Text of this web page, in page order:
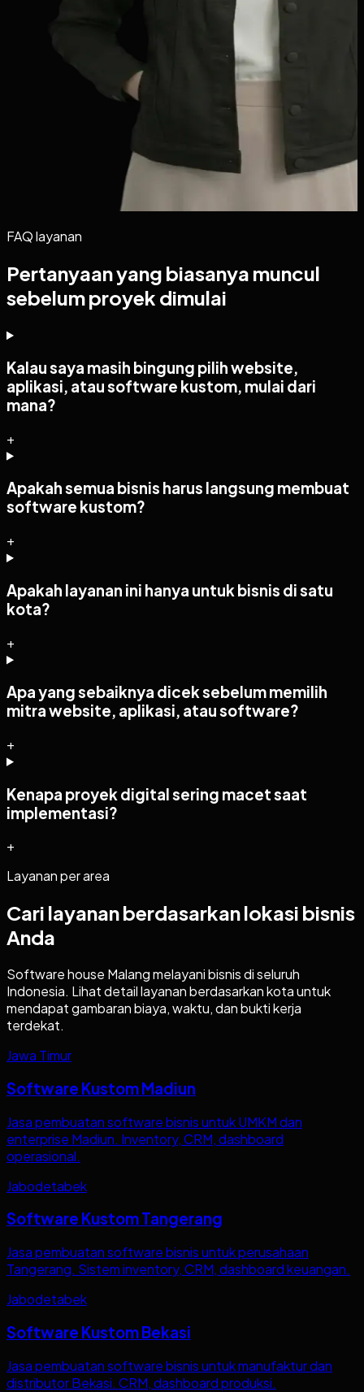
FAQ layanan
Pertanyaan yang biasanya muncul
sebelum proyek dimulai
Kalau saya masih bingung pilih website,
aplikasi, atau software kustom, mulai dari
mana?
+
Apakah semua bisnis harus langsung membuat
software kustom?
+
Apakah layanan ini hanya untuk bisnis di satu
kota?
+
Apa yang sebaiknya dicek sebelum memilih
mitra website, aplikasi, atau software?
+
Kenapa proyek digital sering macet saat
implementasi?
+
Layanan per area
Cari layanan berdasarkan lokasi bisnis
Anda
Software house Malang melayani bisnis di seluruh
Indonesia. Lihat detail layanan berdasarkan kota untuk
mendapat gambaran biaya, waktu, dan bukti kerja
terdekat.
Jawa Timur
Software Kustom Madiun
Jasa pembuatan software bisnis untuk UMKM dan
enterprise Madiun. Inventory, CRM, dashboard
operasional.
Jabodetabek
Software Kustom Tangerang
Jasa pembuatan software bisnis untuk perusahaan
Tangerang. Sistem inventory, CRM, dashboard keuangan.
Jabodetabek
Software Kustom Bekasi
Jasa pembuatan software bisnis untuk manufaktur dan
distributor Bekasi. CRM, dashboard produksi.